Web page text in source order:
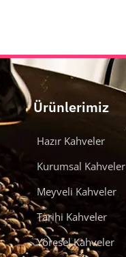
Ürünlerimiz
Hazır Kahveler
Kurumsal Kahveler
Meyveli Kahveler
Tarihi Kahveler
Yöresel Kahveler